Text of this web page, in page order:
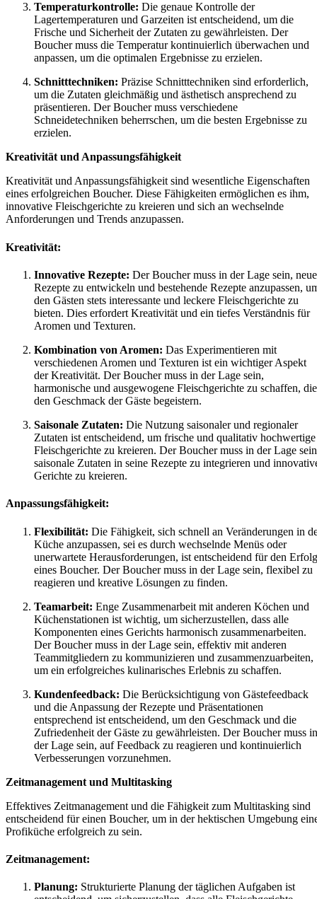
Temperaturkontrolle: Die genaue Kontrolle der
Lagertemperaturen und Garzeiten ist entscheidend, um die
Frische und Sicherheit der Zutaten zu gewährleisten. Der
Boucher muss die Temperatur kontinuierlich überwachen und
anpassen, um die optimalen Ergebnisse zu erzielen.
Schnitttechniken: Präzise Schnitttechniken sind erforderlich,
um die Zutaten gleichmäßig und ästhetisch ansprechend zu
präsentieren. Der Boucher muss verschiedene
Schneidetechniken beherrschen, um die besten Ergebnisse zu
erzielen.
Kreativität und Anpassungsfähigkeit
Kreativität und Anpassungsfähigkeit sind wesentliche Eigenschaften
eines erfolgreichen Boucher. Diese Fähigkeiten ermöglichen es ihm,
innovative Fleischgerichte zu kreieren und sich an wechselnde
Anforderungen und Trends anzupassen.
Kreativität:
Innovative Rezepte: Der Boucher muss in der Lage sein, neue
Rezepte zu entwickeln und bestehende Rezepte anzupassen,
den Gästen stets interessante und leckere Fleischgerichte zu
bieten. Dies erfordert Kreativität und ein tiefes Verständnis für
Aromen und Texturen.
Kombination von Aromen: Das Experimentieren mit
verschiedenen Aromen und Texturen ist ein wichtiger Aspekt
der Kreativität. Der Boucher muss in der Lage sein,
harmonische und ausgewogene Fleischgerichte zu schaffen, die
den Geschmack der Gäste begeistern.
Saisonale Zutaten: Die Nutzung saisonaler und regionaler
Zutaten ist entscheidend, um frische und qualitativ hochwertige
Fleischgerichte zu kreieren. Der Boucher muss in der Lage
saisonale Zutaten in seine Rezepte zu integrieren und
Gerichte zu kreieren.
Anpassungsfähigkeit:
Flexibilität: Die Fähigkeit, sich schnell an Veränderungen in
Küche anzupassen, sei es durch wechselnde Menüs oder
unerwartete Herausforderungen, ist entscheidend für den Erfolg
eines Boucher. Der Boucher muss in der Lage sein, flexibel zu
reagieren und kreative Lösungen zu finden.
Teamarbeit: Enge Zusammenarbeit mit anderen Köchen und
Küchenstationen ist wichtig, um sicherzustellen, dass alle
Komponenten eines Gerichts harmonisch zusammenarbeiten.
Der Boucher muss in der Lage sein, effektiv mit anderen
Teammitgliedern zu kommunizieren und zusammenzuarbeiten,
um ein erfolgreiches kulinarisches Erlebnis zu schaffen.
Kundenfeedback: Die Berücksichtigung von Gästefeedback
und die Anpassung der Rezepte und Präsentationen
entsprechend ist entscheidend, um den Geschmack und die
Zufriedenheit der Gäste zu gewährleisten. Der Boucher muss in
der Lage sein, auf Feedback zu reagieren und kontinuierlich
Verbesserungen vorzunehmen.
Zeitmanagement und Multitasking
Effektives Zeitmanagement und die Fähigkeit zum Multitasking sind
entscheidend für einen Boucher, um in der hektischen Umgebung
Profiküche erfolgreich zu sein.
Zeitmanagement:
Planung: Strukturierte Planung der täglichen Aufgaben ist